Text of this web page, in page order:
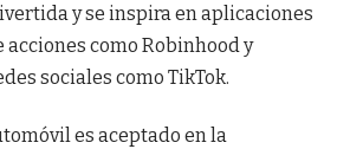
y se inspira en aplicaciones
acciones como Robinhood y
sociales como TikTok.
es aceptado en la